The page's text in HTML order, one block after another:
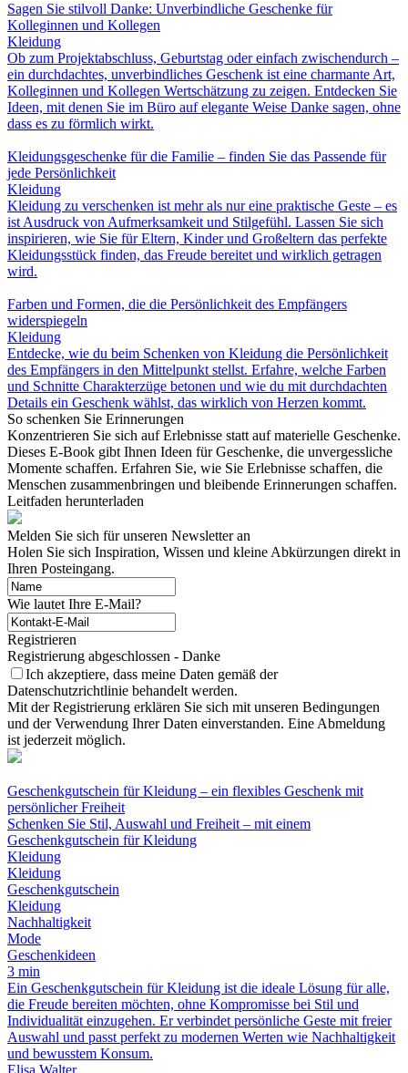
Sagen Sie stilvoll Danke: Unverbindliche Geschenke für
Kolleginnen und Kollegen
Kleidung
Ob zum Projektabschluss, Geburtstag oder einfach zwischendurch –
ein durchdachtes, unverbindliches Geschenk ist eine charmante Art,
Kolleginnen und Kollegen Wertschätzung zu zeigen. Entdecken Sie
Ideen, mit denen Sie im Büro auf elegante Weise Danke sagen, ohne
dass es zu förmlich wirkt.
Kleidungsgeschenke für die Familie – finden Sie das Passende für
jede Persönlichkeit
Kleidung
Kleidung zu verschenken ist mehr als nur eine praktische Geste – es
ist Ausdruck von Aufmerksamkeit und Stilgefühl. Lassen Sie sich
inspirieren, wie Sie für Eltern, Kinder und Großeltern das perfekte
Kleidungsstück finden, das Freude bereitet und wirklich getragen
wird.
Farben und Formen, die die Persönlichkeit des Empfängers
widerspiegeln
Kleidung
Entdecke, wie du beim Schenken von Kleidung die Persönlichkeit
des Empfängers in den Mittelpunkt stellst. Erfahre, welche Farben
und Schnitte Charakterzüge betonen und wie du mit durchdachten
Details ein Geschenk wählst, das wirklich von Herzen kommt.
So schenken Sie Erinnerungen
Konzentrieren Sie sich auf Erlebnisse statt auf materielle Geschenke.
Dieses E-Book gibt Ihnen Ideen für Geschenke, die unvergessliche
Momente schaffen. Erfahren Sie, wie Sie Erlebnisse schaffen, die
Menschen zusammenbringen und bleibende Erinnerungen schaffen.
Leitfaden herunterladen
Melden Sie sich für unseren Newsletter an
Holen Sie sich Inspiration, Wissen und kleine Abkürzungen direkt in
Ihren Posteingang.
Wie lautet Ihre E-Mail?
Registrieren
Registrierung abgeschlossen - Danke
Ich akzeptiere, dass meine Daten gemäß der
Datenschutzrichtlinie behandelt werden.
Mit der Registrierung erklären Sie sich mit unseren Bedingungen
und der Verwendung Ihrer Daten einverstanden. Eine Abmeldung
ist jederzeit möglich.
Geschenkgutschein für Kleidung – ein flexibles Geschenk mit
persönlicher Freiheit
Schenken Sie Stil, Auswahl und Freiheit – mit einem
Geschenkgutschein für Kleidung
Kleidung
Kleidung
Geschenkgutschein
Kleidung
Nachhaltigkeit
Mode
Geschenkideen
3 min
Ein Geschenkgutschein für Kleidung ist die ideale Lösung für alle,
die Freude bereiten möchten, ohne Kompromisse bei Stil und
Individualität einzugehen. Er verbindet persönliche Geste mit freier
Auswahl und passt perfekt zu modernen Werten wie Nachhaltigkeit
und bewusstem Konsum.